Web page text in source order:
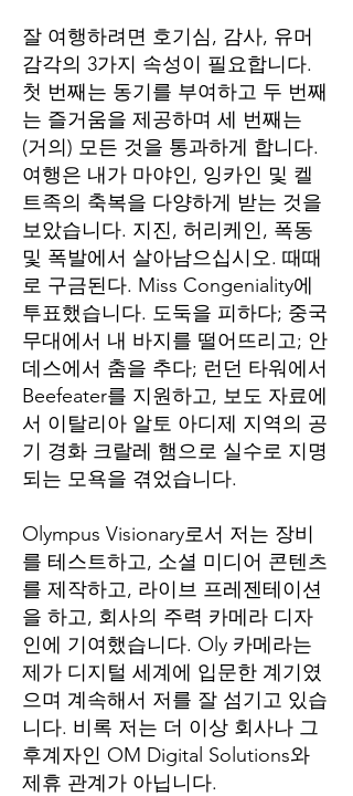
잘 여행하려면 호기심, 감사, 유머
감각의 3가지 속성이 필요합니다.
첫 번째는 동기를 부여하고 두 번째
는 즐거움을 제공하며 세 번째는
(거의) 모든 것을 통과하게 합니다.
여행은 내가 마야인, 잉카인 및 켈
트족의 축복을 다양하게 받는 것을
보았습니다. 지진, 허리케인, 폭동
및 폭발에서 살아남으십시오. 때때
로 구금된다. Miss Congeniality에
투표했습니다. 도둑을 피하다; 중국
무대에서 내 바지를 떨어뜨리고; 안
데스에서 춤을 추다; 런던 타워에서
Beefeater를 지원하고, 보도 자료에
서 이탈리아 알토 아디제 지역의 공
기 경화 크랄레 햄으로 실수로 지명
되는 모욕을 겪었습니다.
Olympus Visionary로서 저는 장비
를 테스트하고, 소셜 미디어 콘텐츠
를 제작하고, 라이브 프레젠테이션
을 하고, 회사의 주력 카메라 디자
인에 기여했습니다. Oly 카메라는
제가 디지털 세계에 입문한 계기였
으며 계속해서 저를 잘 섬기고 있습
니다. 비록 저는 더 이상 회사나 그
후계자인 OM Digital Solutions와
제휴 관계가 아닙니다.